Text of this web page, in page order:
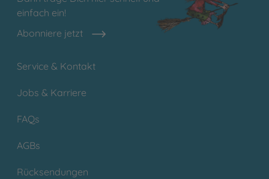
einfach ein!
Abonniere jetzt
Service & Kontakt
Jobs & Karriere
FAQs
AGBs
Rücksendungen